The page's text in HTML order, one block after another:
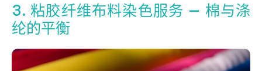
3. 粘胶纤维布料染色服务 — 棉与涤
纶的平衡